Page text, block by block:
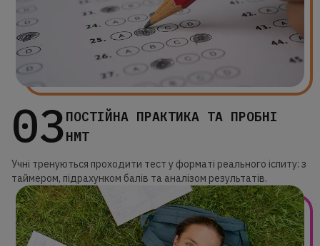
03ПОСТІЙНА ПРАКТИКА ТА ПРОБНІ
НМТ
Учні тренуються проходити тест у форматі реального іспиту: з
таймером, підрахунком балів та аналізом результатів.